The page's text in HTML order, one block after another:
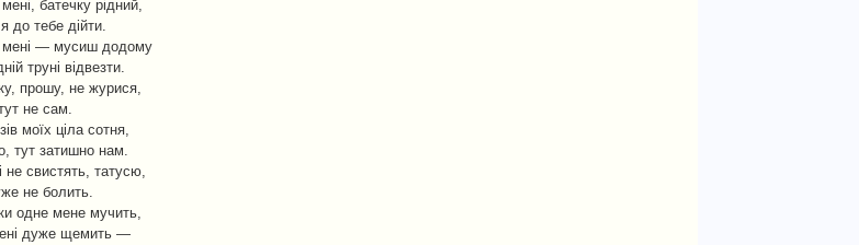
батечку рідний,
до тебе дійти.
мені — мусиш додому
труні відвезти.
прошу, не журися,
не сам.
моїх ціла сотня,
тут затишно нам.
не свистять, татусю,
не болить.
одне мене мучить,
дуже щемить —